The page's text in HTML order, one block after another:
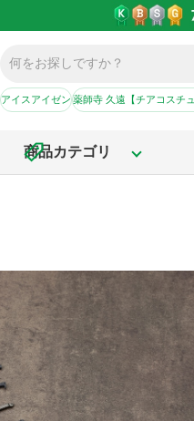
アイスアイゼン薬師寺 久遠【チアコスチ
商品カテゴリ